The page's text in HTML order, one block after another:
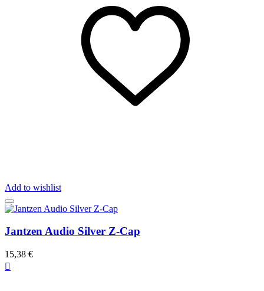
Add to wishlist
Jantzen Audio Silver Z-Cap
15,38 €
